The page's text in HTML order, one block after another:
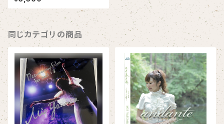
nte〜Quartet〜
同じカテゴリの商品